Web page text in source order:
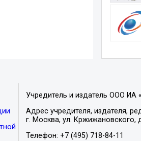
Учредитель и издатель ООО ИА
Адрес учредителя, издателя,
г. Москва, ул. Кржижановского,
Телефон: +7 (495) 718-84-11